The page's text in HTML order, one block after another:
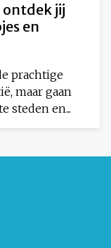
ontdek jij
en
prachtige
maar gaan
steden en...